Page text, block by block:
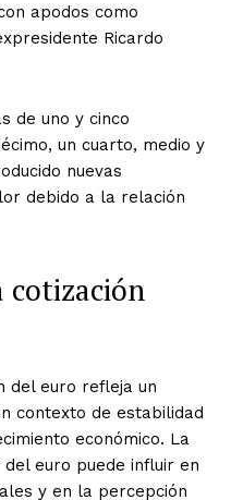
apodos como
Ricardo
de uno y cinco
un cuarto, medio y
nuevas
debido a la relación
cotización
del euro refleja un
contexto de estabilidad
económico. La
euro puede influir en
y en la percepción